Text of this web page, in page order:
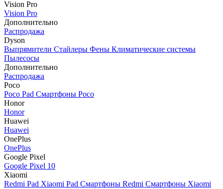
Vision Pro
Vision Pro
Дополнительно
Распродажа
Dyson
Выпрямители Стайлеры Фены Климатические системы
Пылесосы
Дополнительно
Распродажа
Poco
Poco Pad Смартфоны Poco
Honor
Honor
Huawei
Huawei
OnePlus
OnePlus
Google Pixel
Google Pixel 10
Xiaomi
Redmi Pad Xiaomi Pad Смартфоны Redmi Смартфоны Xiaomi